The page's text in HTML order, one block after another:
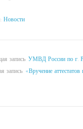
Новости
запись: УМВД России по г.
запись: «Вручение аттестатов